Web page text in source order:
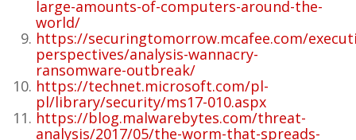
large-amounts-of-computers-around-the-
world/
https://securingtomorrow.mcafee.com/
perspectives/analysis-wannacry-
ransomware-outbreak/
https://technet.microsoft.com/pl-
pl/library/security/ms17-010.aspx
https://blog.malwarebytes.com/threat-
analysis/2017/05/the-worm-that-spreads-